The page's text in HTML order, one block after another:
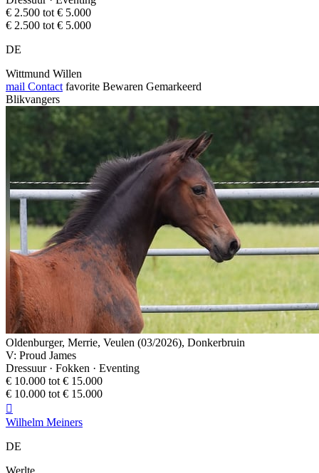
€ 2.500 tot € 5.000
€ 2.500 tot € 5.000
DE
Wittmund Willen
mail Contact favorite Bewaren Gemarkeerd
Blikvangers
Oldenburger, Merrie, Veulen (03/2026), Donkerbruin
V: Proud James
Dressuur · Fokken · Eventing
€ 10.000 tot € 15.000
€ 10.000 tot € 15.000

Wilhelm Meiners
DE
Werlte